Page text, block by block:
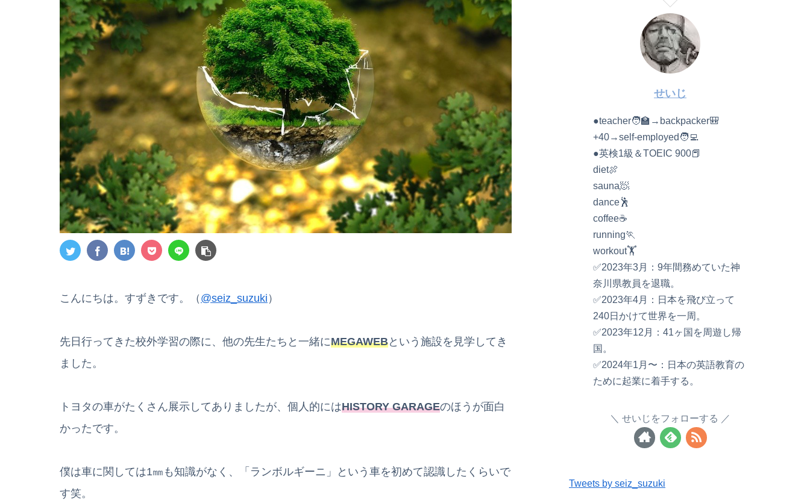
こんにちは。すずきです。（ @seiz_suzuki ）
先日行ってきた校外学習の際に、他の先生たちと一緒にMEGAWEBという施設を見学してき
ました。
トヨタの車がたくさん展示してありましたが、個人的にはHISTORY GARAGEのほうが面白
かったです。
僕は車に関しては1㎜も知識がなく、「ランボルギーニ」という車を初めて認識したくらいで
す笑。
せいじ
●teacher🧑‍🏫→backpacker🎒
+40→self-employed🧑‍💻
●英検1級＆TOEIC 900📕
diet🍖
sauna🧖
dance🕺
coffee☕️
running🏃
workout🏋️
✅2023年3月：9年間務めていた神
奈川県教員を退職。
✅2023年4月：日本を飛び立って
240日かけて世界を一周。
✅2023年12月：41ヶ国を周遊し帰
国。
✅2024年1月〜：日本の英語教育の
ために起業に着手する。
せいじをフォローする
Tweets by seiz_suzuki